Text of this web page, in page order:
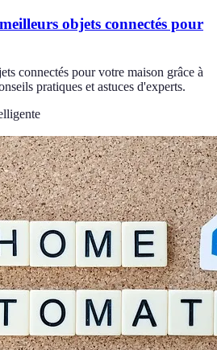
objets connectés pour
connectés pour votre maison grâce à
pratiques et astuces d'experts.